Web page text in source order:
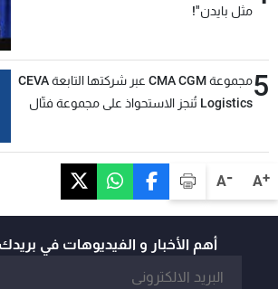
A+
A-
مثل بايدن"!
5
مجموعة CMA CGM عبر شركتها التابعة CEVA
Logistics تُنجز الاستحواذ على مجموعة فتّال
أهم الأخبار و الفيديوهات في بريدك